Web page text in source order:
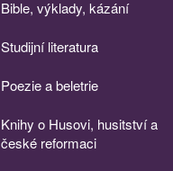
Bible, výklady, kázání
Studijní literatura
Poezie a beletrie
Knihy o Husovi, husitství a
české reformaci